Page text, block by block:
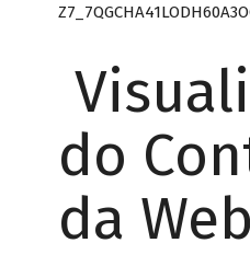
do
da Web